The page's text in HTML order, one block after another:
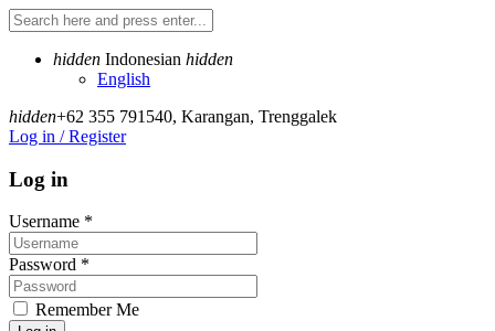
hidden Indonesian hidden
English
hidden+62 355 791540, Karangan, Trenggalek
Log in / Register
Log in
Username *
Password *
Remember Me